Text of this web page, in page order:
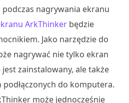
podczas nagrywania ekranu
ArkThinker będzie
Jako narzędzie do
nagrywać nie tylko ekran
zainstalowany, ale także
do komputera.
może jednocześnie